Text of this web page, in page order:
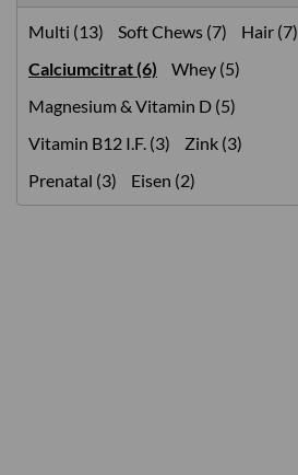
Multi (13) Soft Chews (7)
Hair (7)
Calciumcitrat (6)
Whey (5)
Magnesium & Vitamin D (5)
Vitamin B12 I.F. (3)
Zink (3)
Prenatal (3)
Eisen (2)